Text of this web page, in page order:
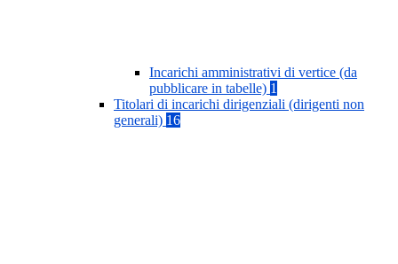
Incarichi amministrativi di vertice (da
pubblicare in tabelle) 1
Titolari di incarichi dirigenziali (dirigenti non
generali) 16